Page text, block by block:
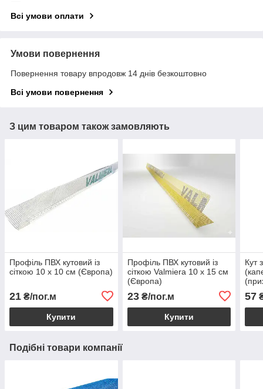
Всі умови оплати
Умови повернення
Повернення товару впродовж 14 днів безкоштовно
Всі умови повернення
З цим товаром також замовляють
Профіль ПВХ кутовий із
сіткою 10 х 10 см (Європа)
21 ₴/пог.м
Купити
Профіль ПВХ кутовий із
сіткою Valmiera 10 х 15 см
(Європа)
23₴/пог.м
Купити
Кут
57
Подібні товари компанії